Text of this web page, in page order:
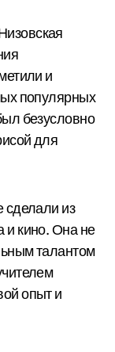
и
популярных
безусловно
для
сделали из
и кино. Она не
талантом
опыт и